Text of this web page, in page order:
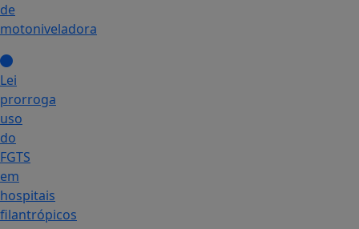
de
motoniveladora
Lei
prorroga
uso
do
FGTS
em
hospitais
filantrópicos